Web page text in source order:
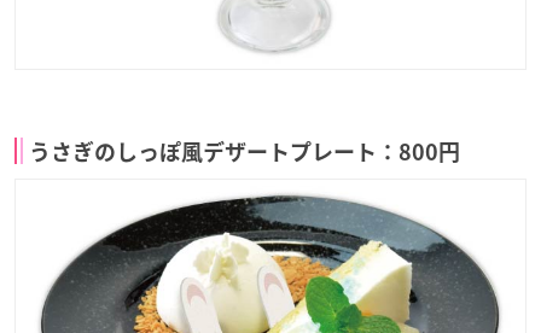
うさぎのしっぽ風デザートプレート：800円